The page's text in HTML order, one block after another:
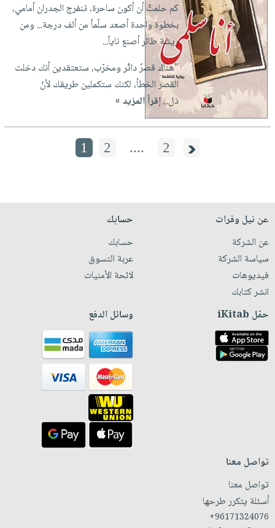
كم حلمتُ أن أكون ساحرة، تنفرج الجدران أمامي،
بخطوة واحدة أصعد سلّماً من ألف درجة... ومن
ريشة طائر أصنع ناياً...
"هناك قصرٌ داثّر ومخرّب، ستعتقدين أنك دخلت
القصر الخطأ، لكنك ستكملين طريقك لأنّ
ذل...إقرأ المزيد »
1 2 .... 2
عن نيل وفرات
عن الشركة
سياسة الشركة
فيديوهات
انشر كتابك
حسابك
حسابك
عربة التسوق
لائحة الأمنيات
حمّل iKitab وسائل الدفع
تواصل معنا
تواصل معنا
أسئلة يتكرر طرحها
+96171324076